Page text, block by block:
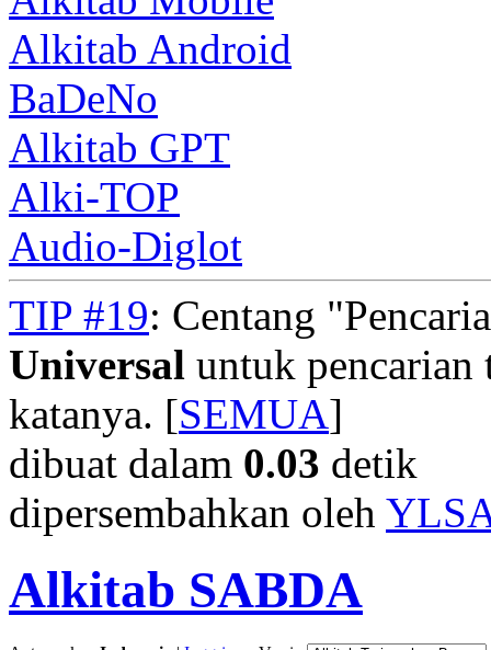
Alkitab Android
BaDeNo
Alkitab GPT
Alki-TOP
Audio-Diglot
TIP #19: Centang
Universal untuk pencarian
katanya. [SEMUA]
dibuat dalam 0.03 detik
dipersembahkan oleh
Alkitab SABDA